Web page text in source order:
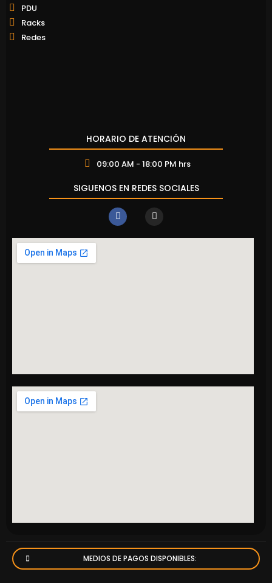
PDU
Racks
Redes
HORARIO DE ATENCIÓN
09:00 AM - 18:00 PM hrs
SIGUENOS EN REDES SOCIALES
MEDIOS DE PAGOS DISPONIBLES: